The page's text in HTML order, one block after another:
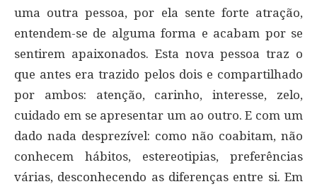
uma outra pessoa, por ela sente forte atração,
entendem-se de alguma forma e acabam por se
sentirem apaixonados. Esta nova pessoa traz o
que antes era trazido pelos dois e compartilhado
por ambos: atenção, carinho, interesse, zelo,
cuidado em se apresentar um ao outro. E com um
dado nada desprezível: como não coabitam, não
conhecem hábitos, estereotipias, preferências
várias, desconhecendo as diferenças entre si. Em